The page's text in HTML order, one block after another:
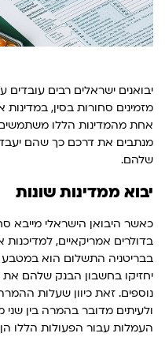
יבואנים ישראלים רבים
מזמינים סחורות בסין, במדינות
אחת מהמדינות הללו
מנתבים את דרכם כך שהם
שלהם.
יבוא ממדינות שונות
כאשר היבואן הישראלי מייבא
בדולרים אמריקאיים,
בבריטניה התשלום הוא במטבע
יחזיקו בחשבון הבנק שלהם
נוספים. זאת כיוון שעלות
ולעיתים מדובר בהמרה בין שני
העמלות עבור הפעולות הללו